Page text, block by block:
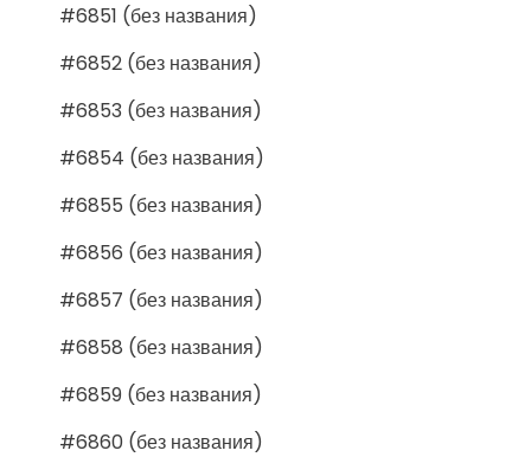
#6851 (без названия)
#6852 (без названия)
#6853 (без названия)
#6854 (без названия)
#6855 (без названия)
#6856 (без названия)
#6857 (без названия)
#6858 (без названия)
#6859 (без названия)
#6860 (без названия)